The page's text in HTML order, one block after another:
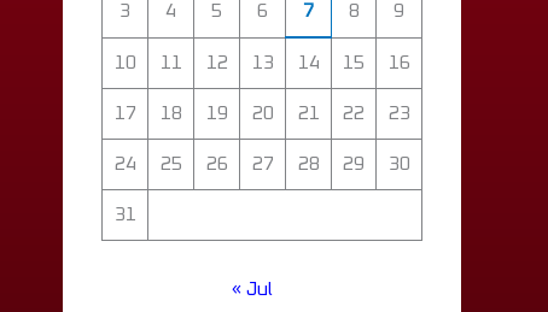
3 4 5 6 7 8 9
10 11 12 13 14 15 16
17 18 19 20 21 22 23
24 25 26 27 28 29 30
31
« Jul